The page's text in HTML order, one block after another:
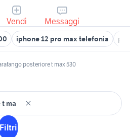
Vendi Messaggi
iphone 12 pro max telefonia
posteriore t max 530
Filtri